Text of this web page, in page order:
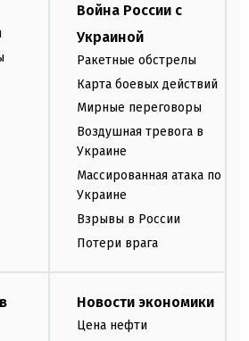
Война России с
Украиной
Ракетные обстрелы
Карта боевых действий
Мирные переговоры
Воздушная тревога в
Украине
Массированная атака по
Украине
Взрывы в России
Потери врага
Новости экономики
Цена нефти